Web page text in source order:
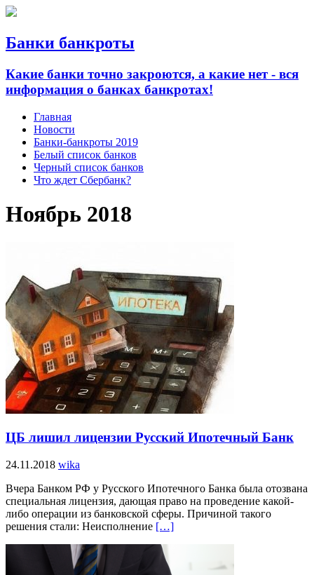
Банки банкроты
Какие банки точно закроются, а какие нет - вся
информация о банках банкротах!
Главная
Новости
Банки-банкроты 2019
Белый список банков
Черный список банков
Что ждет Сбербанк?
Ноябрь 2018
ЦБ лишил лицензии Русский Ипотечный Банк
24.11.2018 wika
Вчера Банком РФ у Русского Ипотечного Банка была отозвана
специальная лицензия, дающая право на проведение какой-
либо операции из банковской сферы. Причиной такого
решения стали: Неисполнение […]